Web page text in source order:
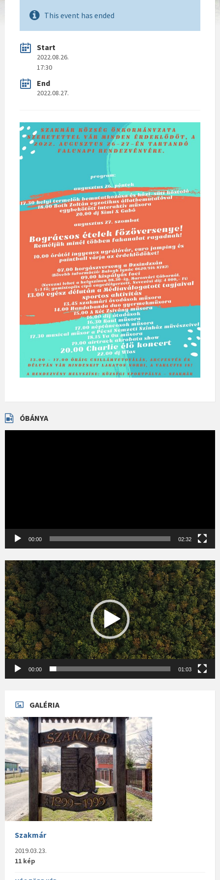
This event has ended
Start
2022.08.26.
17:30
End
2022.08.27.
ÓBÁNYA
00:00 02:32
Videólejátszó
00:00 01:03
GALÉRIA
Szakmár
2019.03.23.
11 kép